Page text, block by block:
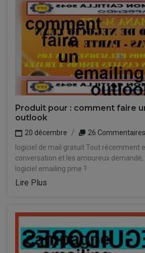
Produit pour : comment faire
outlook
20 décembre
26 Commentaires
logiciel de mail gratuit Tout récemment
conversation et les amoureux
logiciel emailing pme ?
Lire Plus